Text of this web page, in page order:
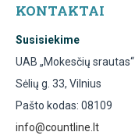
KONTAKTAI
Susisiekime
UAB „Mokesčių srautas“
Sėlių g. 33, Vilnius
Pašto kodas: 08109
info@countline.lt